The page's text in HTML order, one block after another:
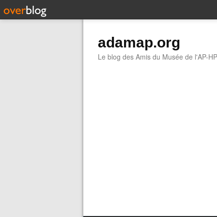
adamap.org
Le blog des Amis du Musée de l'AP-HP